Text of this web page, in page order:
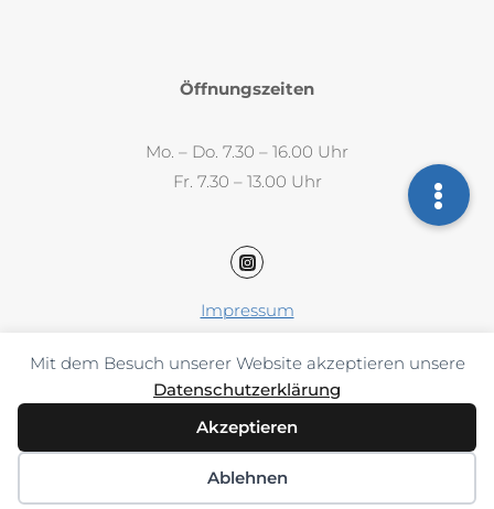
Mit dem Besuch unserer Website akzeptieren unsere
Datenschutzerklärung
Akzeptieren
Ablehnen
Öffnungszeiten
Mo. – Do. 7.30 – 16.00 Uhr
Fr. 7.30 – 13.00 Uhr
Impressum
AAB / AGB